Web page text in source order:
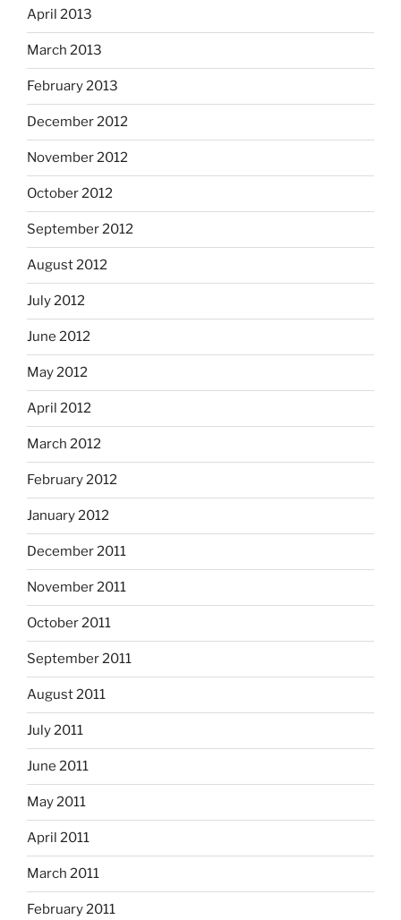
April 2013
March 2013
February 2013
December 2012
November 2012
October 2012
September 2012
August 2012
July 2012
June 2012
May 2012
April 2012
March 2012
February 2012
January 2012
December 2011
November 2011
October 2011
September 2011
August 2011
July 2011
June 2011
May 2011
April 2011
March 2011
February 2011